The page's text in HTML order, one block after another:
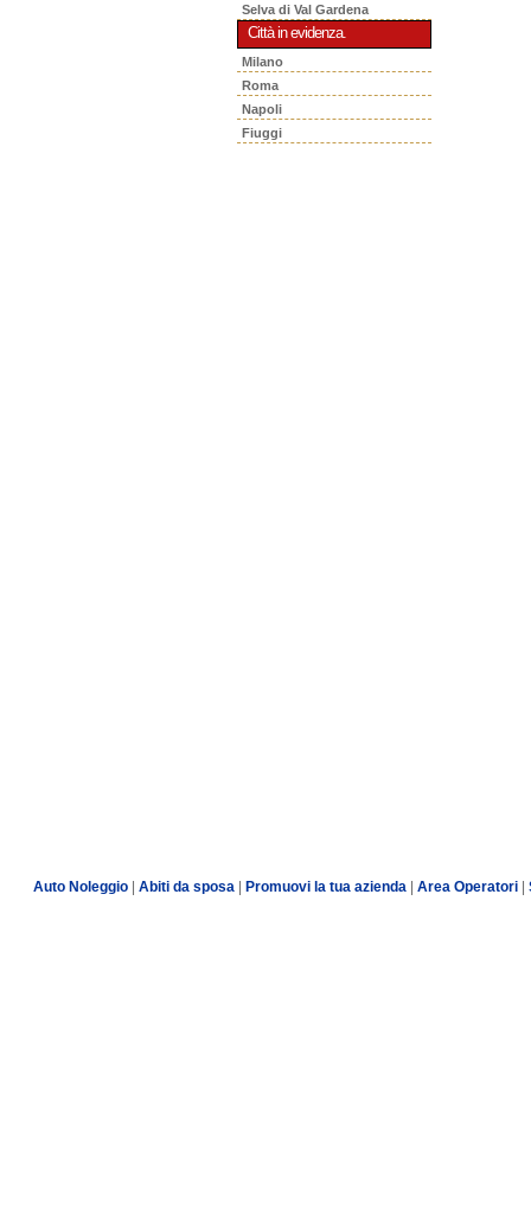
Selva di Val Gardena
Città in evidenza.
Milano
Roma
Napoli
Fiuggi
Auto Noleggio Abiti da sposa Promuovi la tua azienda Area Operatori